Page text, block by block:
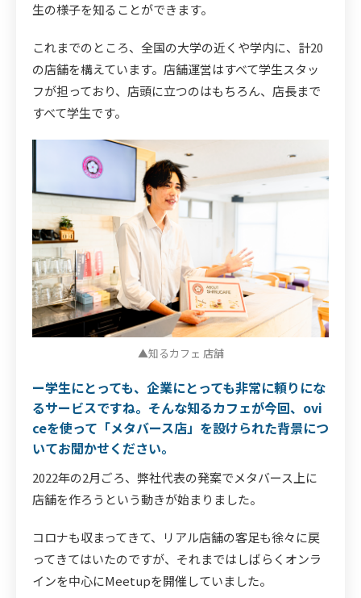
生の様子を知ることができます。
これまでのところ、全国の大学の近くや学内に、計20
の店舗を構えています。店舗運営はすべて学生スタッ
フが担っており、店頭に立つのはもちろん、店長まで
すべて学生です。
▲知るカフェ 店舗
ー学生にとっても、企業にとっても非常に頼りにな
るサービスですね。そんな知るカフェが今回、ovi
ceを使って「メタバース店」を設けられた背景につ
いてお聞かせください。
2022年の2月ごろ、弊社代表の発案でメタバース上に
店舗を作ろうという動きが始まりました。
コロナも収まってきて、リアル店舗の客足も徐々に戻
ってきてはいたのですが、それまではしばらくオンラ
インを中心にMeetupを開催していました。